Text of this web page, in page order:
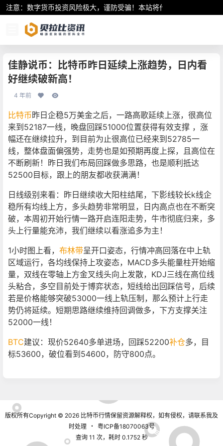
注意：数字货币投资风险极大，谨防受骗！本站将作为行业资讯共享
佳静说币：比特币昨日延续上涨趋势，日内看
好继续破新高！
4 年前
比特币昨日企稳5万美金之后，一路高歌延续上涨，很高位
来到52187一线，晚盘回踩51000位置获得有效支撑 ，涨
幅还在继续拉升，到目前为止很高位已经来到52785一
线，整体盘面偏强势，走势也是如预期再度上探，且高位在
不断刷新！昨日我们布局回踩做多思路，也是顺利抵达
52500目标，跟上的朋友都收获满满！
日线级别来看：昨日继续收大阳柱结尾，下影线较长k线企
稳所有均线上方，多头趋势非常明显，日内高点也在不断突
破，本周初开始行情一路开启连阳走势，牛市彻底归来，多
头上行量能充沛，我们继续以看涨追多为主！
1小时图上看， 布林带呈开口姿态，行情冲高回落在中上轨
区域运行，各均线保持上攻姿态，MACD多头能量柱开始缩
量，双线在零轴上方金叉线头向上发散，KDJ三线在高位线
头粘合，多空目前处于博弈状态，短线给出回踩信号，后续
若是价格能够突破53000一线上轨压制，那么预计上行走
势仍将延续。短期思路继续维持回调做多，下方支撑关注
52000一线！
BTC建议：现价52640多单进场，回踩52200补仓多，目
标53600，破位看到54600，防守800点。
版权所有Copyright © 2026 比特币行情保留资源解释权，如有侵权，请联系我及
时处理
・ 粤ICP备18070063号
查询 11 次，耗时 0.1752 秒